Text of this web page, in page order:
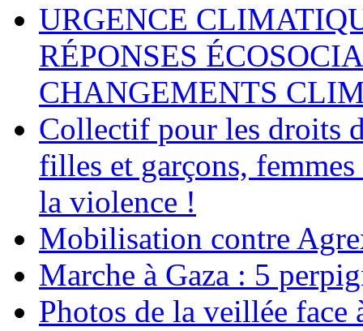
URGENCE
RÉPONSES
CHANGEMENTS
Collectif pour les droits
filles et garçons,
la violence !
Mobilisation contre
Marche à Gaza : 5
Photos de la veillée face